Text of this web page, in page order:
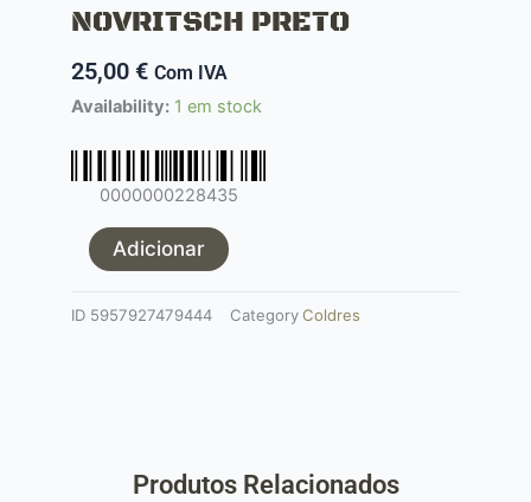
NOVRITSCH PRETO
25,00 € Com IVA
Availability: 1 em stock
0000000228435
Quantidade
rígido
NOVRITSCH
PRETO
Adicionar
ID 5957927479444 CategoryColdres
Produtos Relacionados